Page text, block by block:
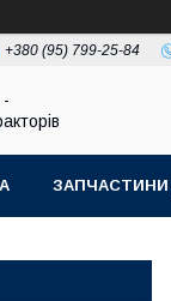
+380 (95) 799-25-84
-
ЗАПЧАСТИНИ